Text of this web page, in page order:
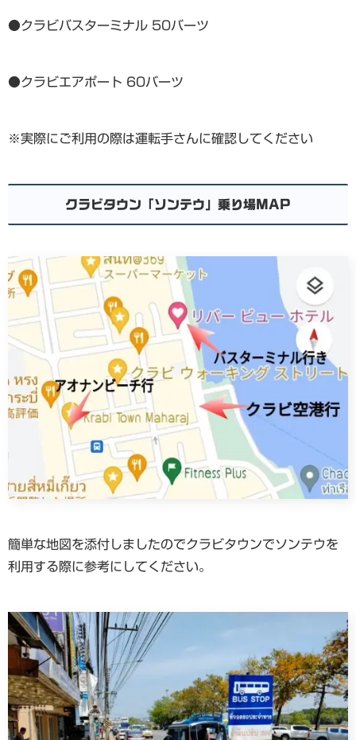
●クラビバスターミナル 50バーツ
●クラビエアポート 60バーツ
※実際にご利用の際は運転手さんに確認してください
クラビタウン「ソンテウ」乗り場MAP
簡単な地図を添付しましたのでクラビタウンでソンテウを
利用する際に参考にしてください。